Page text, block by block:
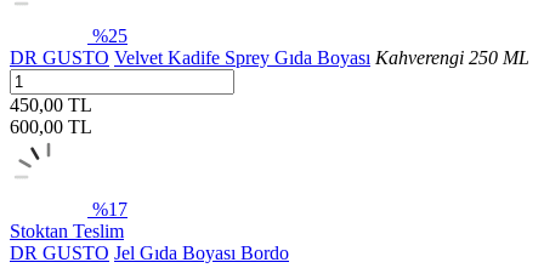
%25
DR GUSTO Velvet Kadife Sprey Gıda Boyası Kahverengi 250 ML
450,00 TL
600,00 TL
%17
Stoktan Teslim
DR GUSTO Jel Gıda Boyası Bordo